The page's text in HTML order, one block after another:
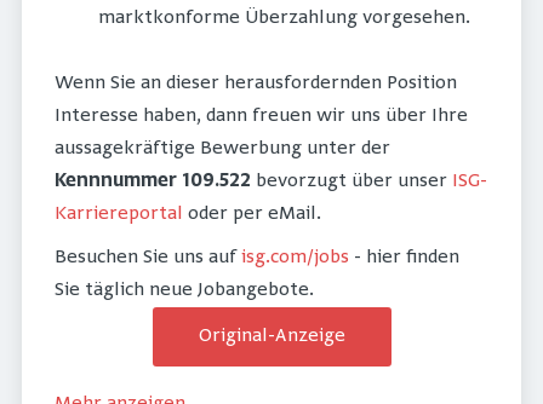
marktkonforme Überzahlung vorgesehen.
Wenn Sie an dieser herausfordernden Position
Interesse haben, dann freuen wir uns über Ihre
aussagekräftige Bewerbung unter der
Kennnummer 109.522 bevorzugt über unser ISG-
Karriereportal oder per eMail.
Besuchen Sie uns aufisg.com/jobs - hier finden
Sie täglich neue Jobangebote.
Original-Anzeige